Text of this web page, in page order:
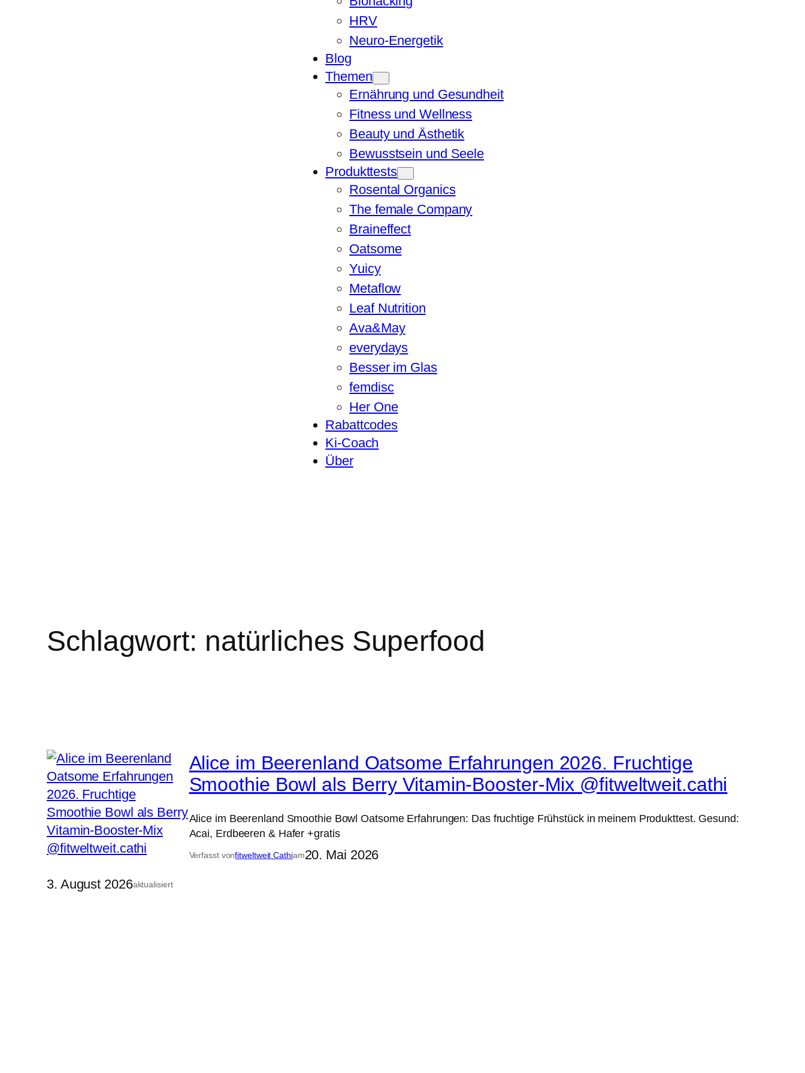
HRV
Neuro-Energetik
Blog
Themen
Ernährung und Gesundheit
Fitness und Wellness
Beauty und Ästhetik
Bewusstsein und Seele
Produkttests
Rosental Organics
The female Company
Braineffect
Oatsome
Yuicy
Metaflow
Leaf Nutrition
Ava&May
everydays
Besser im Glas
femdisc
Her One
Rabattcodes
Ki-Coach
Über
Schlagwort: natürliches Superfood
3. August 2026aktualisiert
Alice im Beerenland Oatsome Erfahrungen 2026. Fruchtige
Smoothie Bowl als Berry Vitamin-Booster-Mix @fitweltweit.cathi
Alice im Beerenland Smoothie Bowl Oatsome Erfahrungen: Das fruchtige Frühstück in meinem Produkttest. Gesund:
Acai, Erdbeeren & Hafer +gratis
Verfasst vonfitweltweit Cathiam20. Mai 2026